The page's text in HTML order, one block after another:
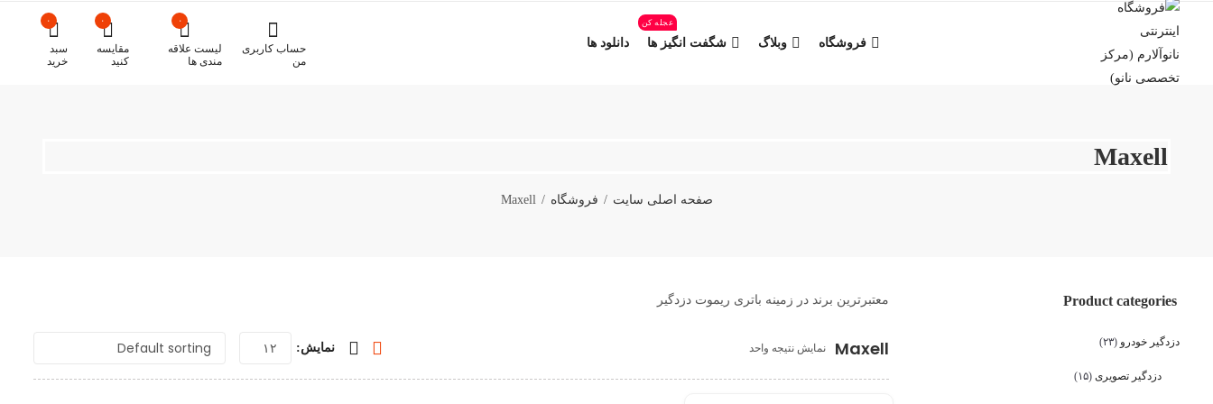
فروشگاه وبلاگ شگفت انگیز ها
عجله کن
دانلود ها
حساب کاربری
من
۰
لیست علاقه
مندی ها
۰
مقایسه
کنید
۰
سبد
خرید
Maxell
صفحه اصلی سایت فروشگاه Maxell
معتبرترین برند در زمینه باتری ریموت دزدگیر
Maxell نمایش نتیجه واحد نمایش:
Product categories
دزدگیر خودرو (۲۳)
دزدگیر تصویری (۱۵)